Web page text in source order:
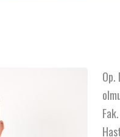
Op.